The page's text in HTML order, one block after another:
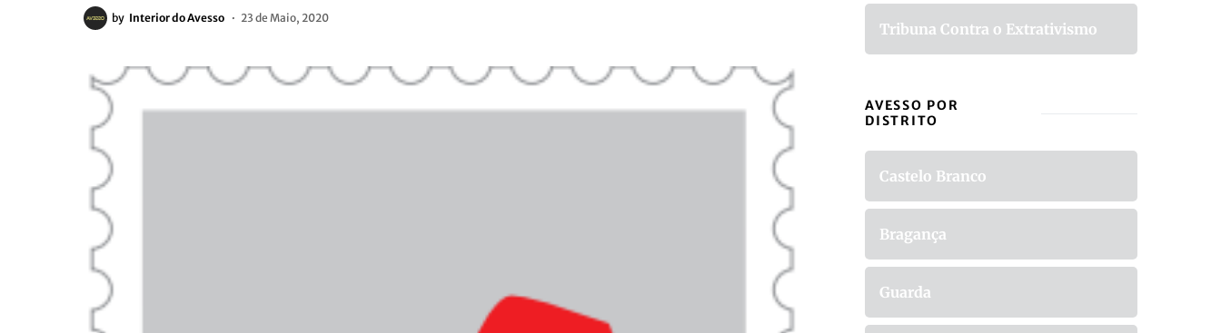
by Interior do Avesso 23 de Maio, 2020
Tribuna Contra o Extrativismo
AVESSO POR
DISTRITO
Castelo Branco
Bragança
Guarda